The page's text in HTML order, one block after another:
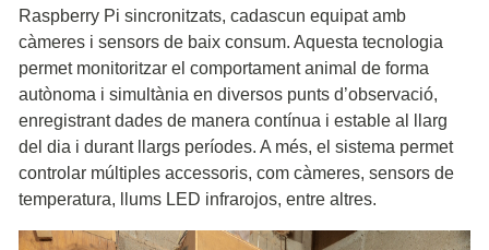
Raspberry Pi sincronitzats, cadascun equipat amb
càmeres i sensors de baix consum. Aquesta tecnologia
permet monitoritzar el comportament animal de forma
autònoma i simultània en diversos punts d’observació,
enregistrant dades de manera contínua i estable al llarg
del dia i durant llargs períodes. A més, el sistema permet
controlar múltiples accessoris, com càmeres, sensors de
temperatura, llums LED infrarojos, entre altres.